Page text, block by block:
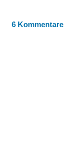
6 Kommentare